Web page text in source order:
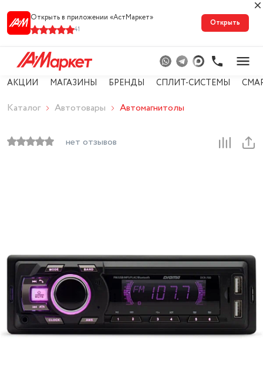
Открыть в приложении «АстМарке‪т‬»
41
Открыть
АКЦИИ МАГАЗИНЫ БРЕНДЫ СПЛИТ-СИСТЕМЫ
Каталог Автотовары Автомагнитолы
нет отзывов